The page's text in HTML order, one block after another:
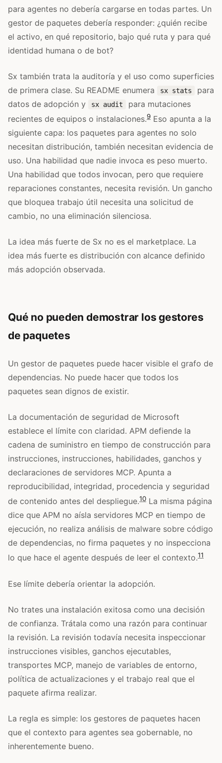
para agentes no debería cargarse en todas partes. Un
gestor de paquetes debería responder: ¿quién recibe
el activo, en qué repositorio, bajo qué ruta y para qué
identidad humana o de bot?
Sx también trata la auditoría y el uso como superficies
de primera clase. Su README enumera
sx stats
para
datos de adopción y
sx audit
para mutaciones
recientes de equipos o instalaciones.9 Eso apunta a la
siguiente capa: los paquetes para agentes no solo
necesitan distribución, también necesitan evidencia de
uso. Una habilidad que nadie invoca es peso muerto.
Una habilidad que todos invocan, pero que requiere
reparaciones constantes, necesita revisión. Un gancho
que bloquea trabajo útil necesita una solicitud de
cambio, no una eliminación silenciosa.
La idea más fuerte de Sx no es el marketplace. La
idea más fuerte es distribución con alcance definido
más adopción observada.
Qué no pueden demostrar los gestores
de paquetes
Un gestor de paquetes puede hacer visible el grafo de
dependencias. No puede hacer que todos los
paquetes sean dignos de existir.
La documentación de seguridad de Microsoft
establece el límite con claridad. APM defiende la
cadena de suministro en tiempo de construcción para
instrucciones, instrucciones, habilidades, ganchos y
declaraciones de servidores MCP. Apunta a
reproducibilidad, integridad, procedencia y seguridad
de contenido antes del despliegue.10 La misma página
dice que APM no aísla servidores MCP en tiempo de
ejecución, no realiza análisis de malware sobre código
de dependencias, no firma paquetes y no inspecciona
lo que hace el agente después de leer el contexto.11
Ese límite debería orientar la adopción.
No trates una instalación exitosa como una decisión
de confianza. Trátala como una razón para continuar
la revisión. La revisión todavía necesita inspeccionar
instrucciones visibles, ganchos ejecutables,
transportes MCP, manejo de variables de entorno,
política de actualizaciones y el trabajo real que el
paquete afirma realizar.
La regla es simple: los gestores de paquetes hacen
que el contexto para agentes sea gobernable, no
inherentemente bueno.